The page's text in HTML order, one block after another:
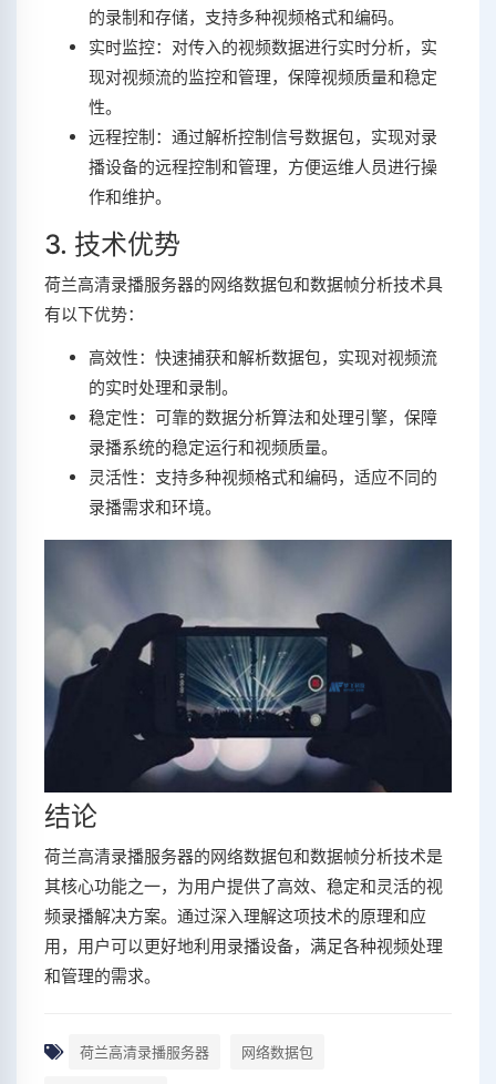
的录制和存储，支持多种视频格式和编码。
实时监控：对传入的视频数据进行实时分析，实
现对视频流的监控和管理，保障视频质量和稳定
性。
远程控制：通过解析控制信号数据包，实现对录
播设备的远程控制和管理，方便运维人员进行操
作和维护。
3. 技术优势
荷兰高清录播服务器的网络数据包和数据帧分析技术具
有以下优势：
高效性：快速捕获和解析数据包，实现对视频流
的实时处理和录制。
稳定性：可靠的数据分析算法和处理引擎，保障
录播系统的稳定运行和视频质量。
灵活性：支持多种视频格式和编码，适应不同的
录播需求和环境。
结论
荷兰高清录播服务器的网络数据包和数据帧分析技术是
其核心功能之一，为用户提供了高效、稳定和灵活的视
频录播解决方案。通过深入理解这项技术的原理和应
用，用户可以更好地利用录播设备，满足各种视频处理
和管理的需求。
荷兰高清录播服务器 网络数据包